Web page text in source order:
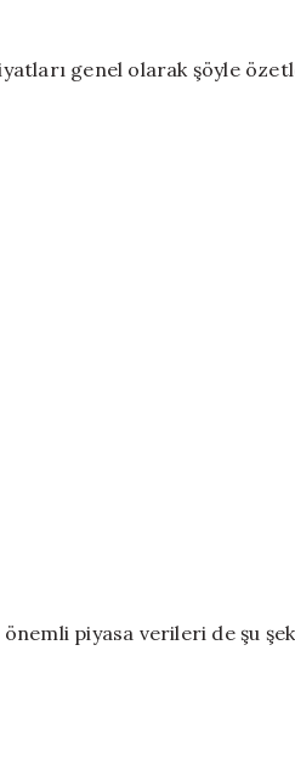
genel olarak şöyle
piyasa verileri de şu